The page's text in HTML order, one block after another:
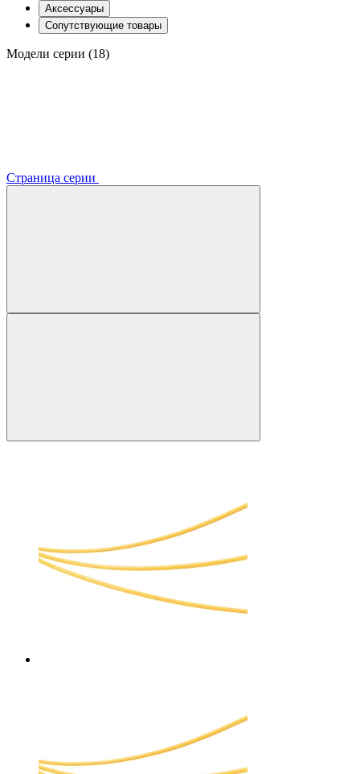
Аксессуары
Сопутствующие товары
Модели серии (18)
Страница серии